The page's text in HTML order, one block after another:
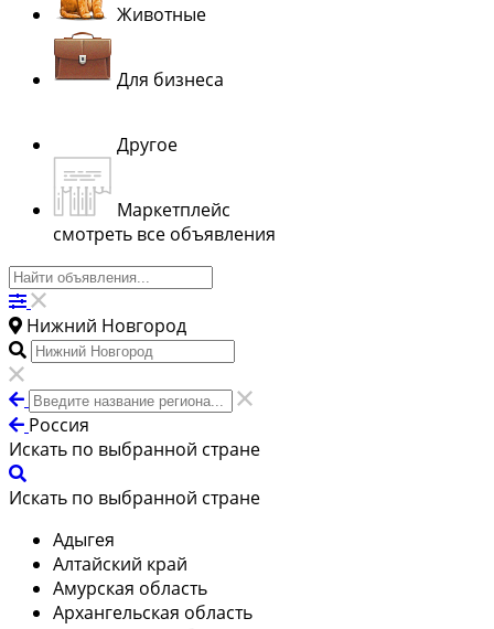
Животные
Для бизнеса
Другое
Маркетплейс
смотреть все объявления
Нижний Новгород
Россия
Искать по выбранной стране
Искать по выбранной стране
Адыгея
Алтайский край
Амурская область
Архангельская область